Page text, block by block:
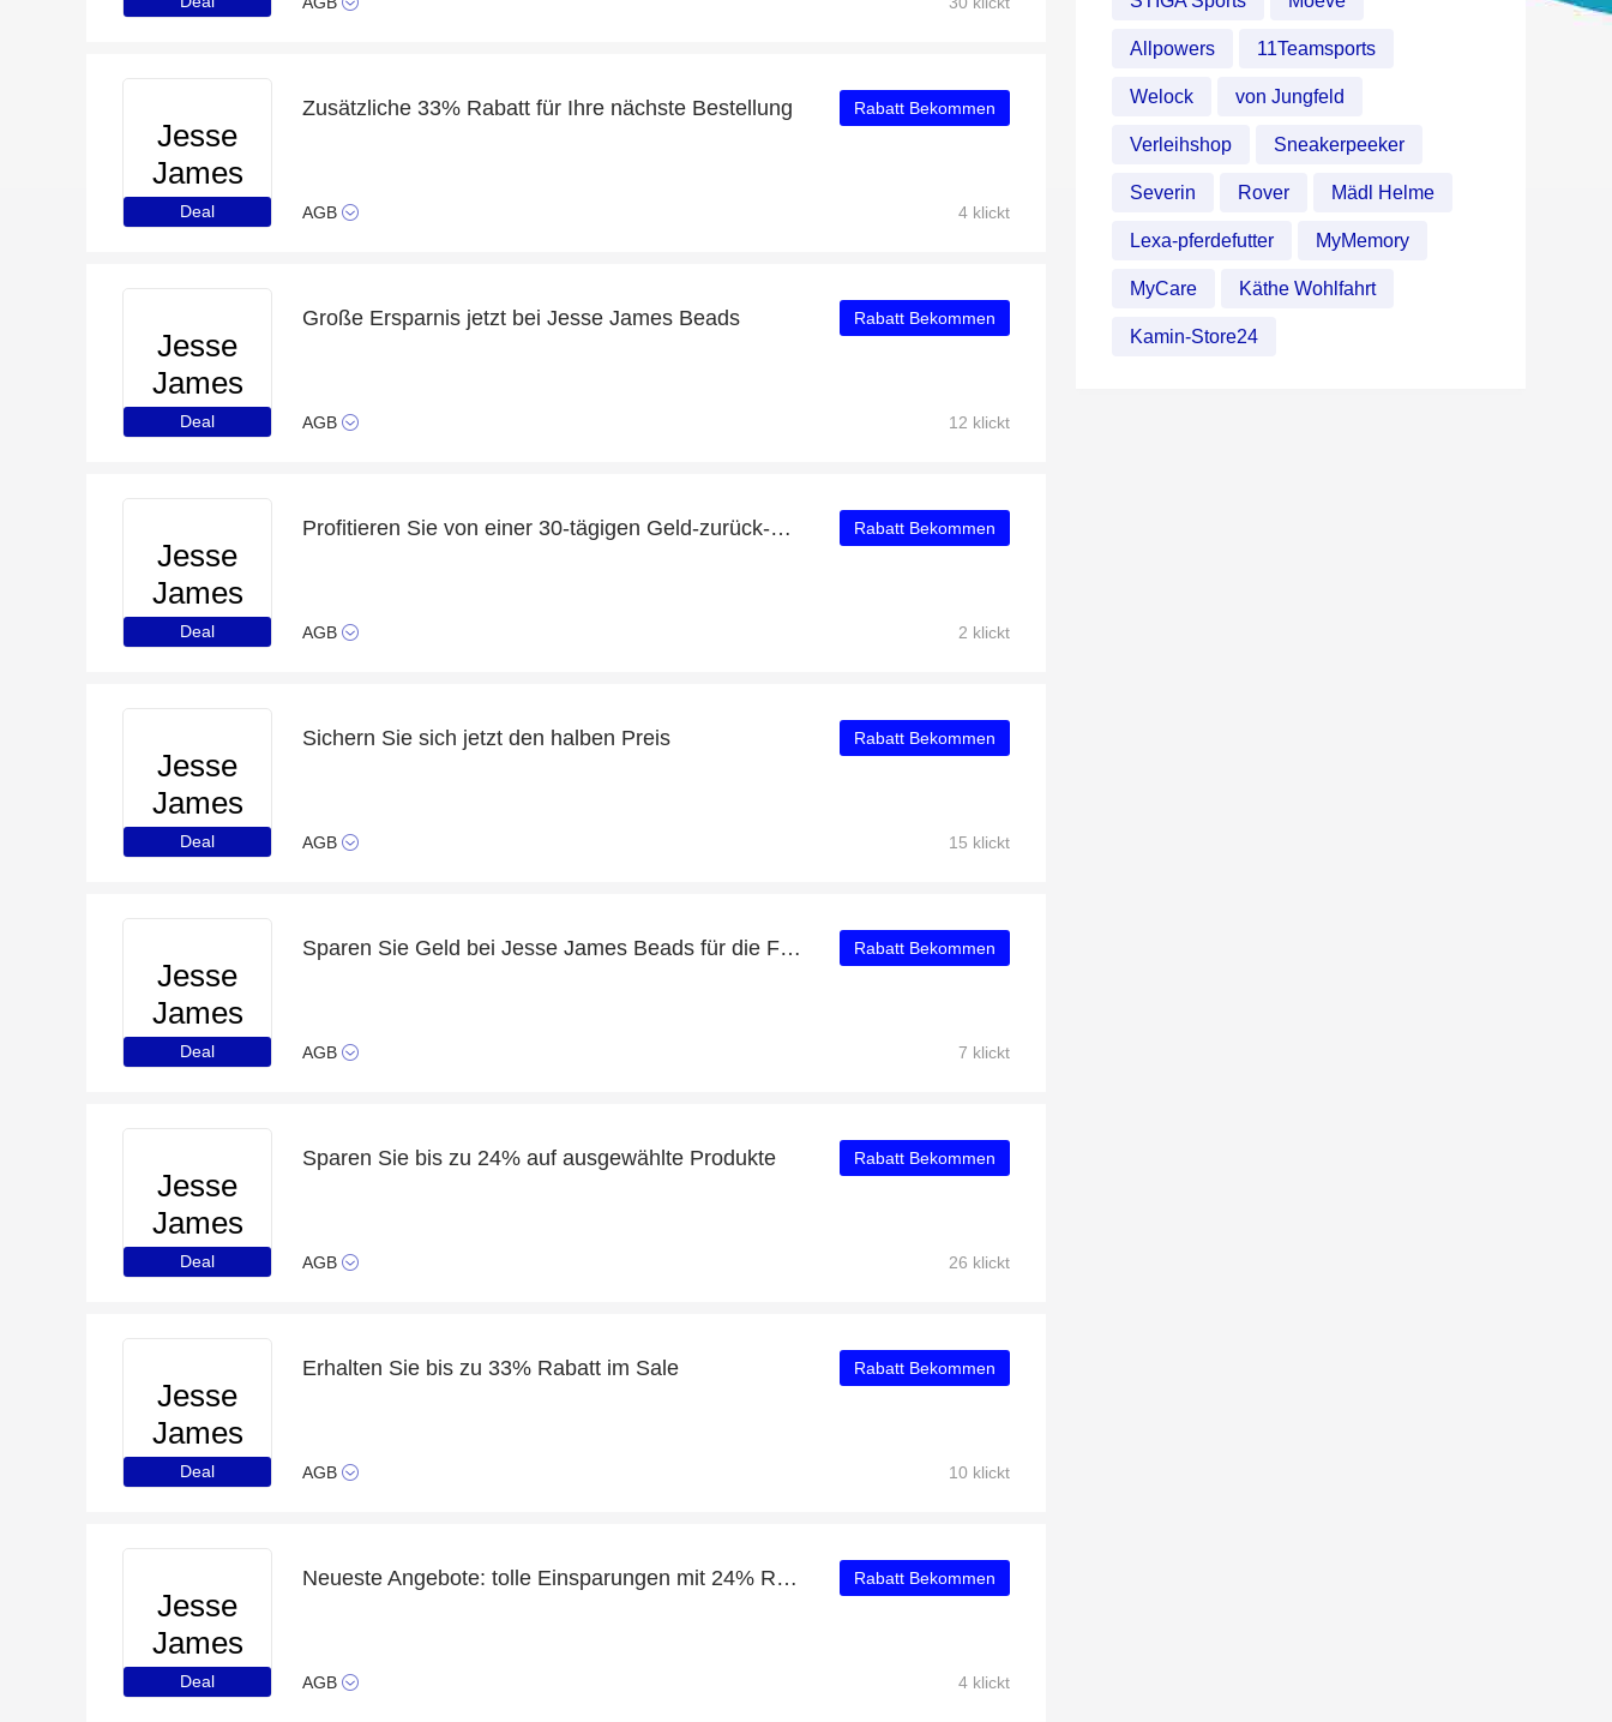
Jesse
James
Beads
Deal
Zusätzliche 33% Rabatt für Ihre nächste Bestellung
AGB
Rabatt Bekommen
4 klickt
Jesse
James
Beads
Deal
Große Ersparnis jetzt bei Jesse James Beads
AGB
Rabatt Bekommen
12 klickt
Jesse
James
Beads
Deal
Profitieren Sie von einer 30-tägigen Geld-zurück-Garantie
AGB
Rabatt Bekommen
2 klickt
Jesse
James
Beads
Deal
Sichern Sie sich jetzt den halben Preis
AGB
Rabatt Bekommen
15 klickt
Jesse
James
Beads
Deal
Sparen Sie Geld bei Jesse James Beads für die Freigabe
AGB
Rabatt Bekommen
7 klickt
Jesse
James
Beads
Deal
Sparen Sie bis zu 24% auf ausgewählte Produkte
AGB
Rabatt Bekommen
26 klickt
Jesse
James
Beads
Deal
Erhalten Sie bis zu 33% Rabatt im Sale
AGB
Rabatt Bekommen
10 klickt
Jesse
James
Beads
Deal
Neueste Angebote: tolle Einsparungen mit 24% Rabatt
AGB
Rabatt Bekommen
4 klickt
Allpowers 11Teamsports
Welock von Jungfeld
Verleihshop Sneakerpeeker
Severin Rover Mädl Helme
Lexa-pferdefutter MyMemory
MyCare Käthe Wohlfahrt
Kamin-Store24